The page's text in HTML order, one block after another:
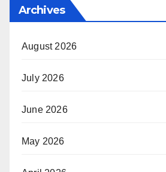
Archives
August 2026
July 2026
June 2026
May 2026